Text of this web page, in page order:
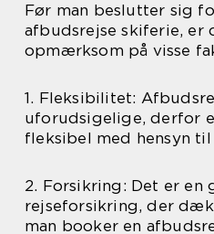
Før man beslutter sig
afbudsrejse skiferie,
opmærksom på visse
1. Fleksibilitet:
uforudsigelige, derfor
fleksibel med hensyn
2. Forsikring: Det er en
rejseforsikring, der
man booker en